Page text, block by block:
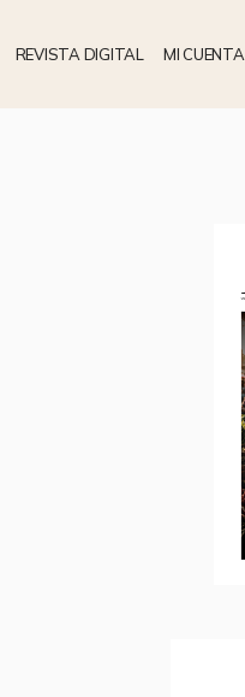
REVISTA DIGITAL MI CUENTA